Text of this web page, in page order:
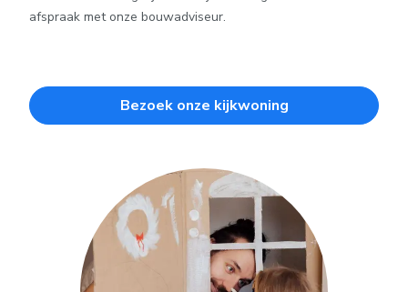
afspraak met onze bouwadviseur.
Bezoek onze kijkwoning